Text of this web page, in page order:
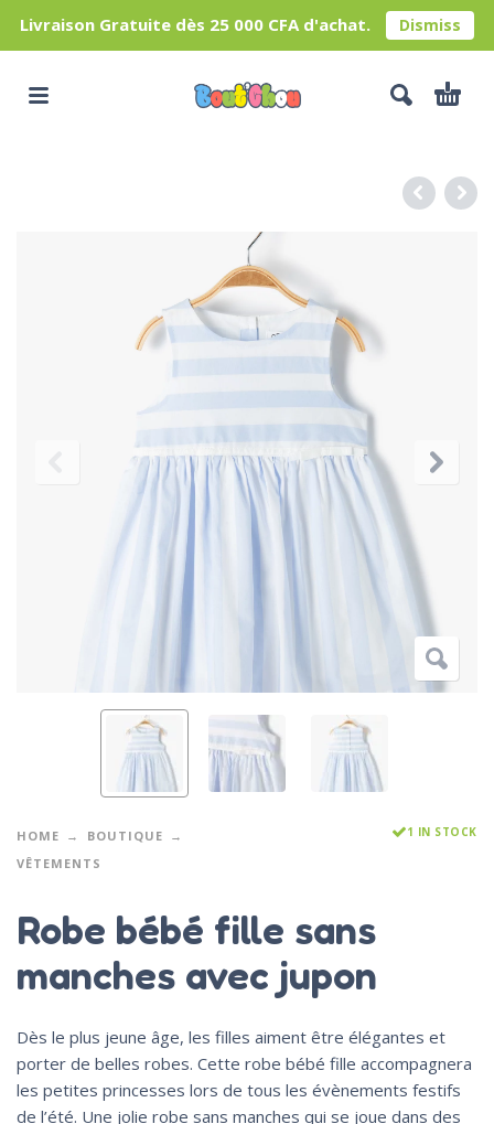
Livraison Gratuite dès 25 000 CFA d'achat. Dismiss
HOME
BOUTIQUE
VÊTEMENTS
1 IN STOCK
Robe bébé fille sans
manches avec jupon
Dès le plus jeune âge, les filles aiment être élégantes et
porter de belles robes. Cette robe bébé fille accompagnera
les petites princesses lors de tous les évènements festifs
de l’été. Une jolie robe sans manches qui se joue dans des